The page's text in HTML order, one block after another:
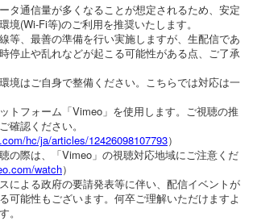
タ通信量が多くなることが想定されるため、安定
境(Wi-Fi等)のご利用を推奨いたします。
等、最善の準備を行い実施しますが、生配信であ
停止や乱れなどが起こる可能性がある点、ご了承
境はご自身で整備ください。こちらでは対応は一
トフォーム「Vimeo」を使用します。ご視聴の推
確認ください。
hc/ja/articles/12426098107793）
の際は、「Vimeo」の視聴対応地域にご注意くだ
watch）
による政府の要請発表等に伴い、配信イベントが
可能性もございます。何卒ご理解いただけますよ
。